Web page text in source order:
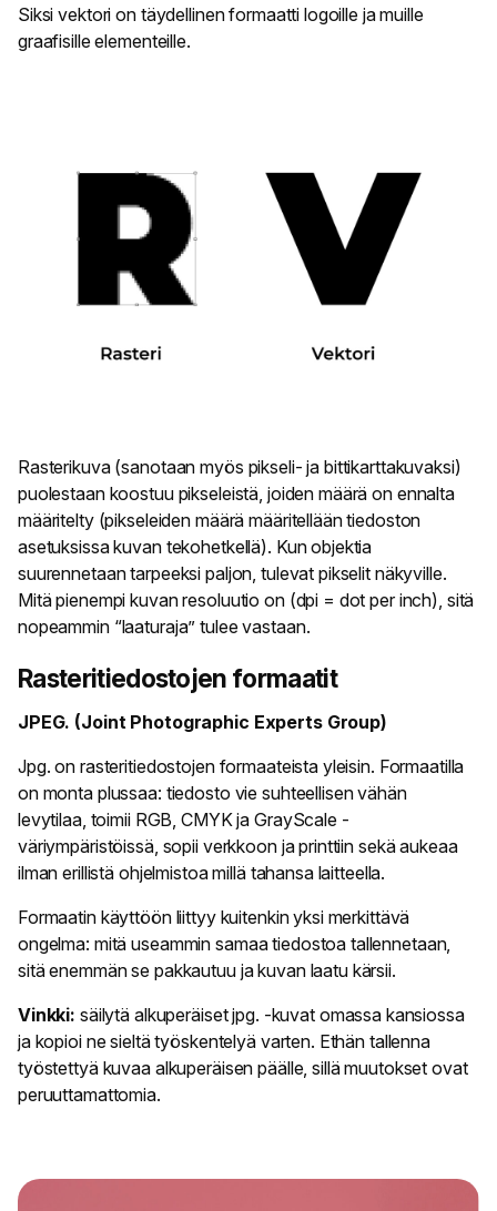
Siksi vektori on täydellinen formaatti logoille ja muille
graafisille elementeille.
Rasterikuva (sanotaan myös pikseli- ja bittikarttakuvaksi)
puolestaan koostuu pikseleistä, joiden määrä on ennalta
määritelty (pikseleiden määrä määritellään tiedoston
asetuksissa kuvan tekohetkellä). Kun objektia
suurennetaan tarpeeksi paljon, tulevat pikselit näkyville.
Mitä pienempi kuvan resoluutio on (dpi = dot per inch), sitä
nopeammin “laaturaja” tulee vastaan.
Rasteritiedostojen formaatit
JPEG. (Joint Photographic Experts Group)
Jpg. on rasteritiedostojen formaateista yleisin. Formaatilla
on monta plussaa: tiedosto vie suhteellisen vähän
levytilaa, toimii RGB, CMYK ja GrayScale -
väriympäristöissä, sopii verkkoon ja printtiin sekä aukeaa
ilman erillistä ohjelmistoa millä tahansa laitteella.
Formaatin käyttöön liittyy kuitenkin yksi merkittävä
ongelma: mitä useammin samaa tiedostoa tallennetaan,
sitä enemmän se pakkautuu ja kuvan laatu kärsii.
Vinkki: säilytä alkuperäiset jpg. -kuvat omassa kansiossa
ja kopioi ne sieltä työskentelyä varten. Ethän tallenna
työstettyä kuvaa alkuperäisen päälle, sillä muutokset ovat
peruuttamattomia.